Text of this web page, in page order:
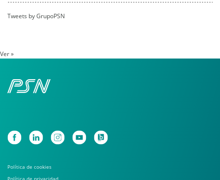
Tweets by GrupoPSN
Ver »
Política de cookies
Política de privacidad